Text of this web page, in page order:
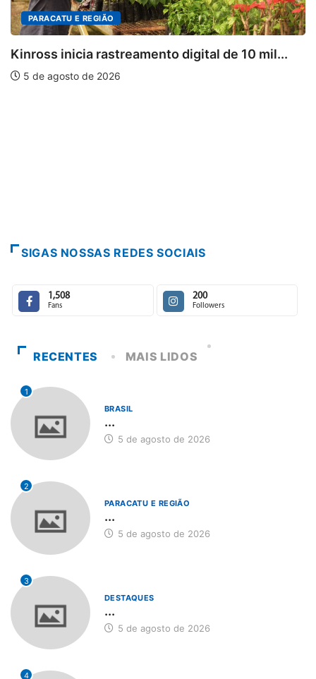
PARACATU E REGIÃO
Kinross inicia rastreamento digital de 10 mil...
5 de agosto de 2026
SIGAS NOSSAS REDES SOCIAIS
1,508
Fans
200
Followers
RECENTES MAIS LIDOS
1
BRASIL
...
5 de agosto de 2026
2
PARACATU E REGIÃO
...
5 de agosto de 2026
3
DESTAQUES
...
5 de agosto de 2026
4